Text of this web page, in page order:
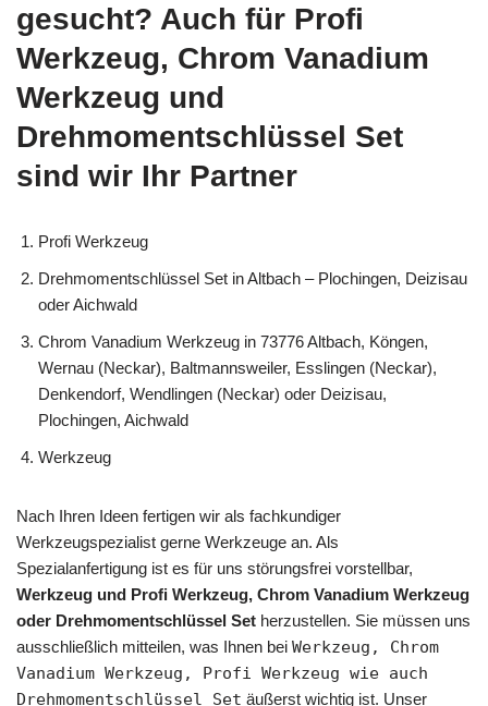
gesucht? Auch für Profi
Werkzeug, Chrom Vanadium
Werkzeug und
Drehmomentschlüssel Set
sind wir Ihr Partner
Profi Werkzeug
Drehmomentschlüssel Set in Altbach – Plochingen, Deizisau
oder Aichwald
Chrom Vanadium Werkzeug in 73776 Altbach, Köngen,
Wernau (Neckar), Baltmannsweiler, Esslingen (Neckar),
Denkendorf, Wendlingen (Neckar) oder Deizisau,
Plochingen, Aichwald
Werkzeug
Nach Ihren Ideen fertigen wir als fachkundiger
Werkzeugspezialist gerne Werkzeuge an. Als
Spezialanfertigung ist es für uns störungsfrei vorstellbar,
Werkzeug und Profi Werkzeug, Chrom Vanadium Werkzeug
oder Drehmomentschlüssel Set herzustellen. Sie müssen uns
ausschließlich mitteilen, was Ihnen bei Werkzeug, Chrom
Vanadium Werkzeug, Profi Werkzeug wie auch
Drehmomentschlüssel Set äußerst wichtig ist. Unser